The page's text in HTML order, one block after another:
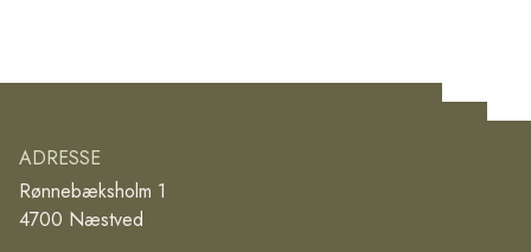
ADRESSE
Rønnebæksholm 1
4700 Næstved